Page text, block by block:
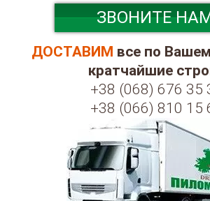
ЗВОНИТЕ
ДОСТАВИМ все по
кратчайшие
+38 (068) 676 35
+38 (066) 810 15